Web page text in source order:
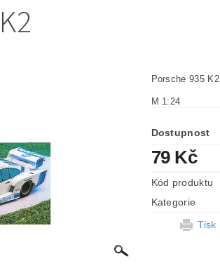
(GDPR)
Porsche 935 K2
M 1:24
Dostupnost
79 Kč
Kód produktu
Kategorie
Tisk